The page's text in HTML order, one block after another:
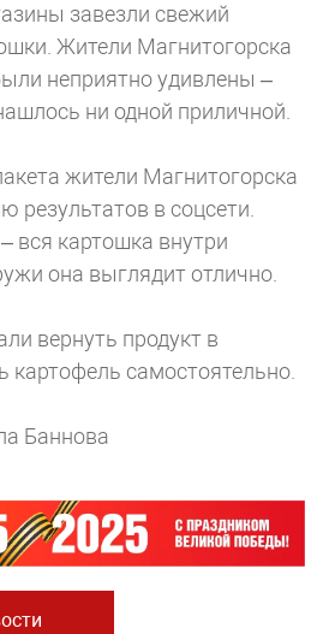
завезли свежий
Жители Магнитогорска
неприятно удивлены –
ни одной приличной.
жители Магнитогорска
в соцсети.
вся картошка внутри
она выглядит отлично.
вернуть продукт в
картофель самостоятельно.
Баннова